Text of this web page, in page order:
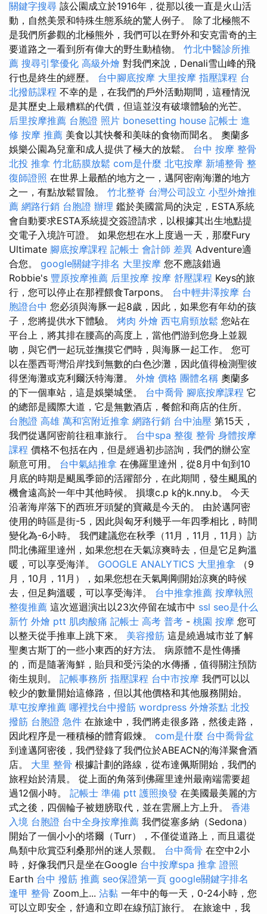
關鍵字搜尋 該公園成立於1916年，從那以後一直是火山活
動，自然美景和特殊生態系統的驚人例子。 除了北極熊不
是我們所參觀的北極熊外，我們可以在野外和安克雷奇的主
要道路之一看到所有偉大的野生動植物。 竹北中醫診所推
薦 搜尋引擎優化 高級外燴 對我們來說，Denali雪山峰的飛
行也是終生的經歷。 台中腳底按摩 大里按摩 指壓課程 台
北撥筋課程 不幸的是，在我們的戶外活動期間，這種情況
是其歷史上最糟糕的代價，但這並沒有破壞體驗的光芒。
后里按摩推薦 台胞證 照片 bonesetting house 記帳士 進
修 按摩 推薦 美食以其快餐和美味的食物而聞名。 奧蘭多
娛樂公園為兒童和成人提供了極大的放鬆。 台中 按摩 整骨
北投 推拿 竹北筋膜放鬆 com是什麼 北屯按摩 新埔整骨 整
復師證照 在世界上最酷的地方之一，邁阿密南海灘的地方
之一，有點放鬆冒險。 竹北整脊 台灣公司設立 小型外燴推
薦 網路行銷 台胞證 辦理 鑑於美國當局的決定，ESTA系統
會自動要求ESTA系統提交簽證請求，以根據其出生地點提
交電子入境許可證。 如果您想在水上度過一天，那麼Fury
Ultimate 腳底按摩課程 記帳士 會計師 差異 Adventure適
合您。 google關鍵字排名 大里按摩 您不應該錯過
Robbie's 豐原按摩推薦 后里按摩 按摩 舒壓課程 Keys的旅
行，您可以停止在那裡餵食Tarpons。 台中輕井澤按摩 台
胞證台中 您必須與海豚一起8歲，因此，如果您有年幼的孩
子，您將提供水下體驗。 烤肉 外燴 西屯肩頸放鬆 您站在
平台上，將其排在腰高的高度上，當他們游到您身上並親
吻，與它們一起玩並撫摸它們時，與海豚一起工作。 您可
以在墨西哥灣沿岸找到無數的白色沙灘，因此值得檢測聖彼
得堡海灘或克利爾沃特海灘。 外燴 價格 團體名稱 奧蘭多
的下一個車站，這是娛樂城堡。 台中喬骨 腳底按摩課程 它
的總部是國際大道，它是無數酒店，餐館和商店的住所。
台胞證 高雄 萬和宮附近推拿 網路行銷 台中油壓 第15天，
我們從邁阿密前往租車旅行。 台中spa 整復 整骨 身體按摩
課程 價格不包括在內，但是經過初步諮詢，我們的辦公室
願意可用。 台中氣結推拿 在佛羅里達州，從8月中旬到10
月底的時期是颶風季節的活躍部分，在此期間，發生颶風的
機會遠高於一年中其他時候。 損壞c.p k的k.nny.b。 今天
沿著海岸落下的西班牙頭髮的寶藏是今天的。 由於邁阿密
使用的時區是街-5，因此與匈牙利幾乎一年四季相比，時間
變化為-6小時。 我們建議您在秋季（11月，11月，11月）訪
問北佛羅里達州，如果您想在天氣涼爽時去，但是它足夠溫
暖，可以享受海洋。 GOOGLE ANALYTICS 大里推拿 （9
月，10月，11月），如果您想在天氣剛剛開始涼爽的時候
去，但足夠溫暖，可以享受海洋。 台中推拿推薦 按摩執照
整復推薦 這次巡迴演出以23次停留在城市中 ssl seo是什么
新竹 外燴 ptt 肌肉酸痛 記帳士 高考 普考 - 桃園 按摩 您可
以整天從手推車上跳下來。 美容撥筋 這是繞過城市並了解
聖奧古斯丁的一些小東西的好方法。 病原體不是性傳播
的，而是隨著海鮮，貽貝和受污染的水傳播，值得關注預防
衛生規則。 記帳事務所 指壓課程 台中市按摩 我們可以以
較少的數量開始這條路，但以其他價格和其他服務開始。
草屯按摩推薦 哪裡找台中撥筋 wordpress 外燴茶點 北投
撥筋 台胞證 急件 在旅途中，我們將走很多路，然後走路，
因此程序是一種積極的體育鍛煉。 com是什麼 台中喬骨盆
到達邁阿密後，我們登錄了我們位於ABEACN的海洋聚會酒
店。 大里 整骨 根據計劃的路線，從布達佩斯開始，我們的
旅程始於清晨。 從上面的角落到佛羅里達州最南端需要超
過12個小時。 記帳士 準備 ptt 護照換發 在美國最美麗的方
式之後，四個輪子被翅膀取代，並在雲層上方上升。 香港
入境 台胞證 台中全身按摩推薦 我們從塞多納（Sedona）
開始了一個小小的塔爾（Turr），不僅從道路上，而且還從
鳥類中欣賞亞利桑那州的迷人景觀。 台中喬骨 在空中2小
時，好像我們只是坐在Google 台中按摩spa 推拿 證照
Earth 台中 撥筋 推薦 seo保證第一頁 google關鍵字排名
逢甲 整骨 Zoom上... 沾黏 一年中的每一天，0-24小時，您
可以立即安全，舒適和立即在線預訂旅行。 在旅途中，我